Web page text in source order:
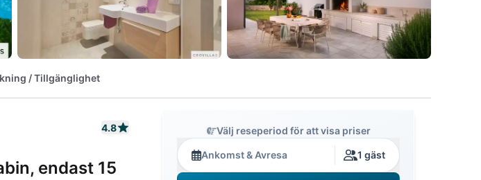
/ Tillgänglighet
4.8
endast 15
Välj reseperiod för att visa priser
Ankomst & Avresa 1 gäst